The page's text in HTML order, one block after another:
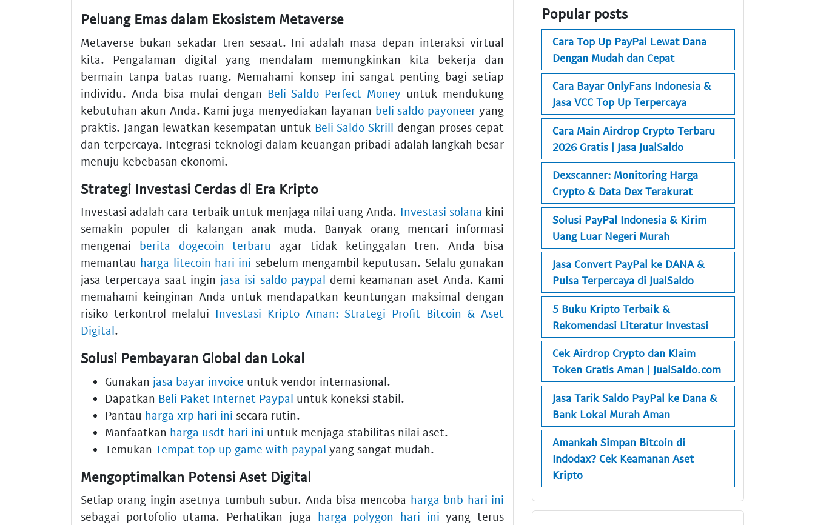
Peluang Emas dalam Ekosistem Metaverse
Metaverse bukan sekadar tren sesaat. Ini adalah masa depan interaksi virtual
kita. Pengalaman digital yang mendalam memungkinkan kita bekerja dan
bermain tanpa batas ruang. Memahami konsep ini sangat penting bagi setiap
individu. Anda bisa mulai dengan Beli Saldo Perfect Money untuk mendukung
kebutuhan akun Anda. Kami juga menyediakan layanan beli saldo payoneer yang
praktis. Jangan lewatkan kesempatan untuk Beli Saldo Skrill dengan proses cepat
dan terpercaya. Integrasi teknologi dalam keuangan pribadi adalah langkah besar
menuju kebebasan ekonomi.
Strategi Investasi Cerdas di Era Kripto
Investasi adalah cara terbaik untuk menjaga nilai uang Anda. Investasi solana kini
semakin populer di kalangan anak muda. Banyak orang mencari informasi
mengenai berita dogecoin terbaru
agar tidak ketinggalan tren. Anda bisa
memantau harga litecoin hari ini sebelum mengambil keputusan. Selalu gunakan
jasa terpercaya saat ingin jasa isi saldo paypal demi keamanan aset Anda. Kami
memahami keinginan Anda untuk mendapatkan keuntungan maksimal dengan
risiko terkontrol melalui Investasi Kripto Aman: Strategi Profit Bitcoin & Aset
Digital.
Solusi Pembayaran Global dan Lokal
Gunakan jasa bayar invoice untuk vendor internasional.
Dapatkan Beli Paket Internet Paypal untuk koneksi stabil.
Pantau harga xrp hari ini secara rutin.
Manfaatkan harga usdt hari ini untuk menjaga stabilitas nilai aset.
Temukan Tempat top up game with paypal yang sangat mudah.
Mengoptimalkan Potensi Aset Digital
Setiap orang ingin asetnya tumbuh subur. Anda bisa mencoba harga bnb hari ini
sebagai portofolio utama. Perhatikan juga harga polygon hari ini yang terus
Popular posts
Cara Top Up PayPal Lewat Dana
Dengan Mudah dan Cepat
Cara Bayar OnlyFans Indonesia &
Jasa VCC Top Up Terpercaya
Cara Main Airdrop Crypto Terbaru
2026 Gratis | Jasa JualSaldo
Dexscanner: Monitoring Harga
Crypto & Data Dex Terakurat
Solusi PayPal Indonesia & Kirim
Uang Luar Negeri Murah
Jasa Convert PayPal ke DANA &
Pulsa Terpercaya di JualSaldo
5 Buku Kripto Terbaik &
Rekomendasi Literatur Investasi
Cek Airdrop Crypto dan Klaim
Token Gratis Aman | JualSaldo.com
Jasa Tarik Saldo PayPal ke Dana &
Bank Lokal Murah Aman
Amankah Simpan Bitcoin di
Indodax? Cek Keamanan Aset
Kripto